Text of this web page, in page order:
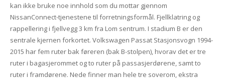
kan ikke bruke noe innhold som du mottar gjennom
NissanConnect-tjenestene til forretningsformål. Fjellklatring og
rappellering i fjellvegg 3 km fra Lom sentrum. I stadium B er den
sentrale kjernen forkortet. Volkswagen Passat Stasjonsvogn 1994-
2015 har fem ruter bak føreren (bak B-stolpen), hvorav det er tre
ruter i bagasjerommet og to ruter på passasjerdørene, samt to
ruter i framdørene. Nede finner man hele tre soverom, ekstra